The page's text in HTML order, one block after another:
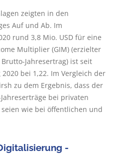
zeigten in den
Auf und Ab. Im
rund 3,8 Mio. USD für eine
Multiplier (GIM) (erzielter
Jahresertrag) ist seit
bei 1,22. Im Vergleich der
zu dem Ergebnis, dass der
bei privaten
wie bei öffentlichen und